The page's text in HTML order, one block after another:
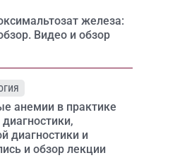
железа:
Видео и обзор
анемии в практике
диагностики и
и обзор лекции